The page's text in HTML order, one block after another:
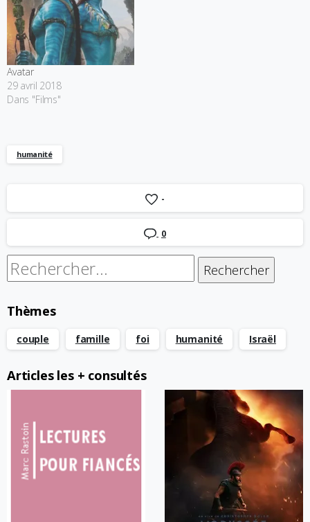
Avatar
29 avril 2018
Dans "Films"
humanité
-
0
Rechercher :
Thèmes
couple famille foi humanité Israël
Articles les + consultés